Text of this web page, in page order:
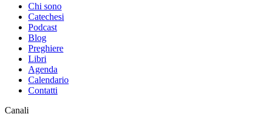
Chi sono
Catechesi
Podcast
Blog
Preghiere
Libri
Agenda
Calendario
Contatti
Canali